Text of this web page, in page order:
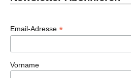
Email-Adresse *
Vorname